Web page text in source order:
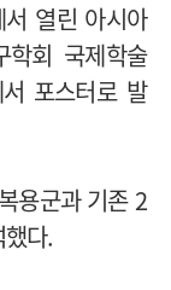
열린 아시아
학회 국제학술
포스터로 발
용군과 기존 2
다.